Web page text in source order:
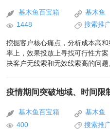
基木鱼百宝箱
基木鱼
1448
搜索推
挖掘客户核心痛点，分析成本高
率上，效果投放上寻找可行性方
决客户无线索和无效线索高的问题
基木鱼百宝箱
基木鱼
400
搜索推